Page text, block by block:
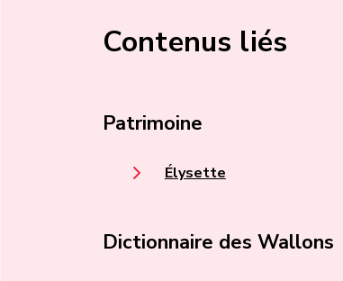
Contenus liés
Patrimoine
Élysette
Dictionnaire des Wallons